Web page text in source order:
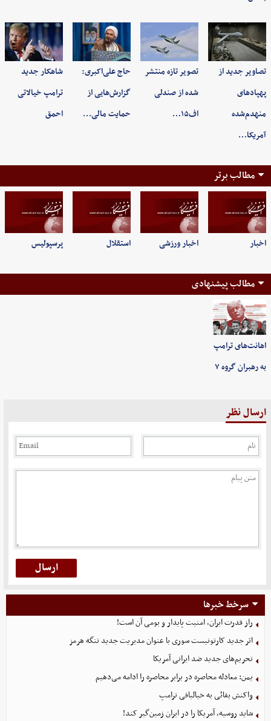
تصاویر جدید از
پهپادهای
منهدم‌شده
آمریکا…
تصویر تازه منتشر
شده از صندلی
اف۱۵…
حاج علی‌اکبری:
گزارش‌هایی از
حمایت مالی…
شاهکار جدید
ترامپ خیالاتی
احمق
مطالب برتر
اخبار اخبار ورزشی استقلال پرسپولیس
مطالب پیشنهادی
اهانت‌های ترامپ
به رهبران گروه ۷
ارسال نظر
سرخط خبرها
راز قدرت ایران، امنیت پایدار و بومی آن است!
اثر جدید کارتونیست سوری با عنوان مدیریت جدید تنگه هرمز
تحریم‌های جدید ضد ایرانی آمریکا
یمن: معادله محاصره در برابر محاصره را ادامه می‌دهیم
واکنش بقائی به خیالبافی ترامپ
شاید روسیه، آمریکا را در ایران زمین‌گیر کند!